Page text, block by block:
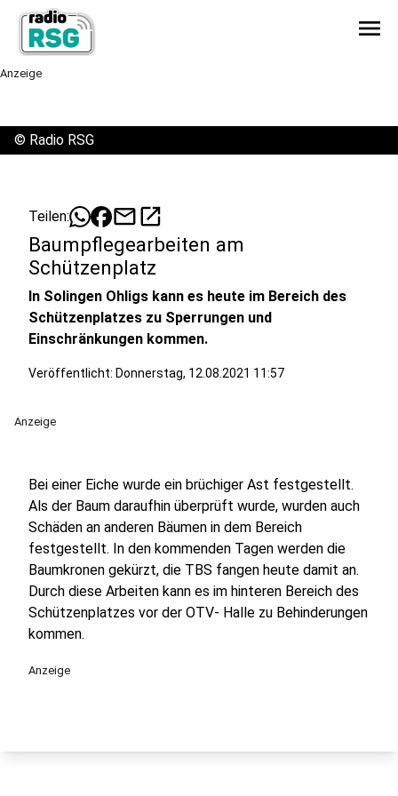
menu
Anzeige
© Radio RSG
Teilen: mailopen_in_new
Baumpflegearbeiten am
Schützenplatz
In Solingen Ohligs kann es heute im Bereich des
Schützenplatzes zu Sperrungen und
Einschränkungen kommen.
Veröffentlicht: Donnerstag, 12.08.2021 11:57
Anzeige
Bei einer Eiche wurde ein brüchiger Ast festgestellt.
Als der Baum daraufhin überprüft wurde, wurden auch
Schäden an anderen Bäumen in dem Bereich
festgestellt. In den kommenden Tagen werden die
Baumkronen gekürzt, die TBS fangen heute damit an.
Durch diese Arbeiten kann es im hinteren Bereich des
Schützenplatzes vor der OTV- Halle zu Behinderungen
kommen.
Anzeige